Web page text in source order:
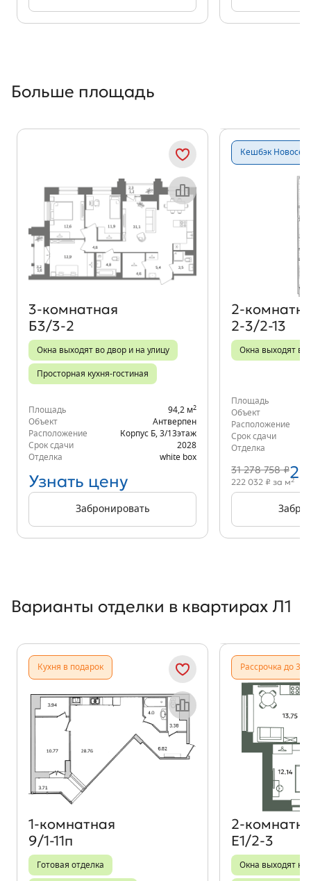
Больше площадь
Объект месяца
3‑комнатная
Б3/3-2
Окна выходят во двор и на улицу
Просторная кухня-гостиная
Площадь 94,2 м2
Объект
Антверпен
Расположение
Корпус Б 3/13этаж
Срок сдачи
2028
Отделка
white box
Узнать цену
Забронировать
Кешбэк
2-3/2-13
Окна выходят во
Площадь
Объект
Расположение
Срок сдачи
Отделка
31 278 758 ₽
222 032 ₽ за м2
Варианты отделки в квартирах Л1
Кухня в подарок
Объект месяца
1‑комнатная
9/1-11п
Готовая отделка
Рассрочка до
Е1/2-3
Окна выходят на